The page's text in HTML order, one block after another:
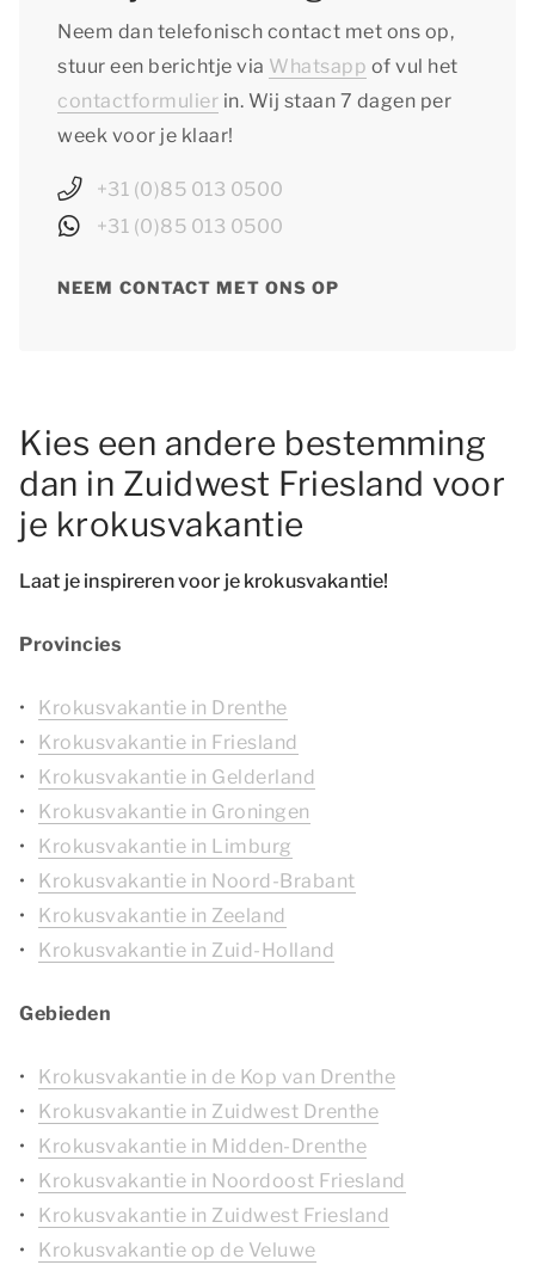
Neem dan telefonisch contact met ons op,
stuur een berichtje via Whatsapp of vul het
contactformulier in. Wij staan 7 dagen per
week voor je klaar!
+31 (0)85 013 0500
+31 (0)85 013 0500
NEEM CONTACT MET ONS OP
Kies een andere bestemming
dan in Zuidwest Friesland voor
je krokusvakantie
Laat je inspireren voor je krokusvakantie!
Provincies
Krokusvakantie in Drenthe
Krokusvakantie in Friesland
Krokusvakantie in Gelderland
Krokusvakantie in Groningen
Krokusvakantie in Limburg
Krokusvakantie in Noord-Brabant
Krokusvakantie in Zeeland
Krokusvakantie in Zuid-Holland
Gebieden
Krokusvakantie in de Kop van Drenthe
Krokusvakantie in Zuidwest Drenthe
Krokusvakantie in Midden-Drenthe
Krokusvakantie in Noordoost Friesland
Krokusvakantie in Zuidwest Friesland
Krokusvakantie op de Veluwe